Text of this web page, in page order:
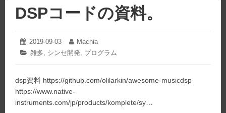
関
せ
い
DSPコードの資料。
投
稿
2019-09-03 2022-
05-
03
投
稿
Machia
カ
リ
ー:
雑多, シンセ開発, プログラム
dsp資料 https://github.com/olilarkin/awesome-musicdsp
https://www.native-
instruments.com/jp/products/komplete/sy…